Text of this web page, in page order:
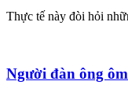
Thực tế này đòi hỏi
Người đàn ông